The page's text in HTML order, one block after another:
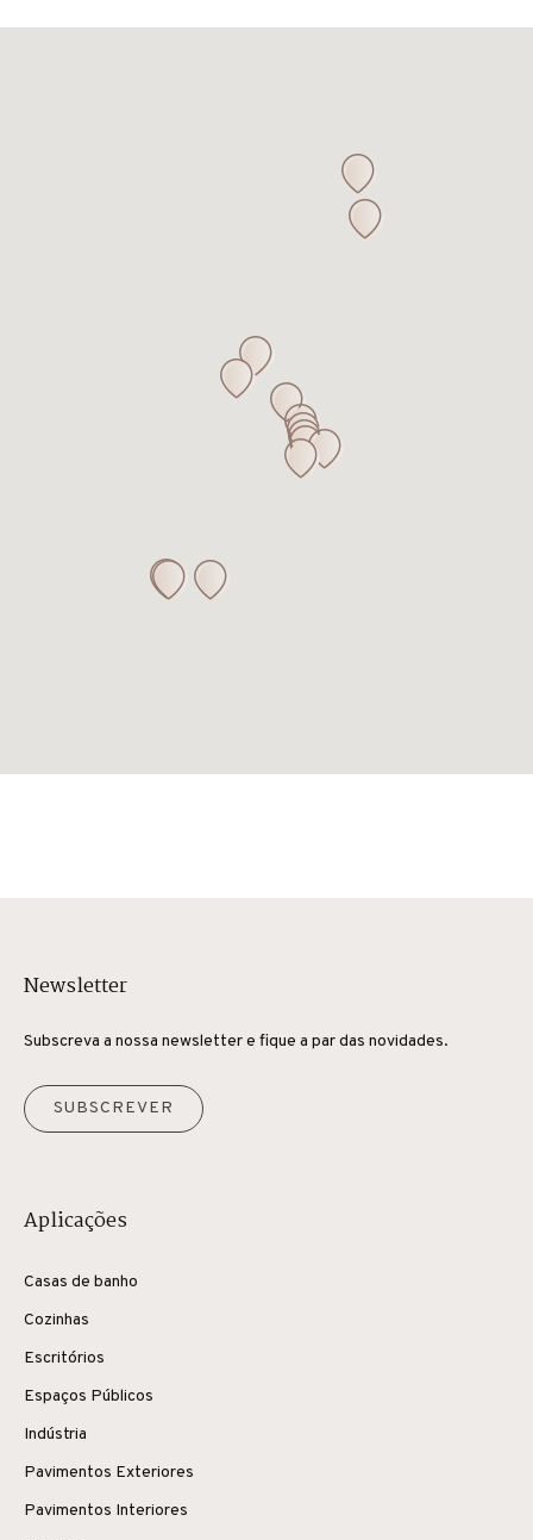
Newsletter
Subscreva a nossa newsletter e fique a par das novidades.
SUBSCREVER
Aplicações
Casas de banho
Cozinhas
Escritórios
Espaços Públicos
Indústria
Pavimentos Exteriores
Pavimentos Interiores